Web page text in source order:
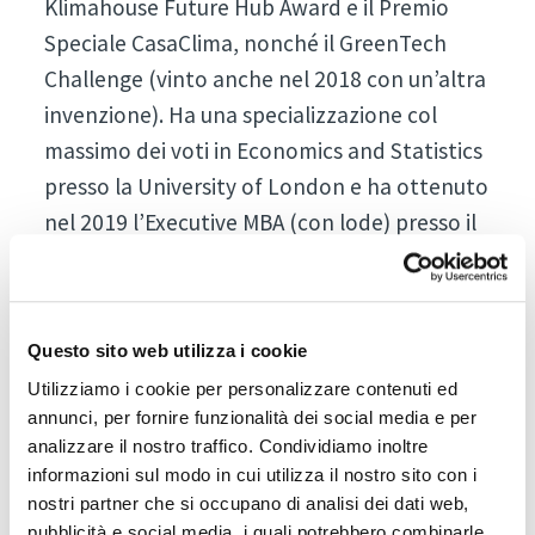
Questo sito web utilizza i cookie
Utilizziamo i cookie per personalizzare contenuti ed
annunci, per fornire funzionalità dei social media e per
analizzare il nostro traffico. Condividiamo inoltre
informazioni sul modo in cui utilizza il nostro sito con i
nostri partner che si occupano di analisi dei dati web,
Klimahouse Future Hub Award e il Premio
Speciale CasaClima, nonché il GreenTech
Challenge (vinto anche nel 2018 con un’altra
invenzione). Ha una specializzazione col
massimo dei voti in Economics and Statistics
presso la University of London e ha ottenuto
nel 2019 l’Executive MBA (con lode) presso il
Andrea Rosetti
Fondatore diNEO, start-up che si occupa di
scouting e trasferimento tecnologico nel
settore IAQ e che tratta marchi
come Aircare,
Genano, TheBreath, Vitesy, Delphin e
brevetti in ambito UV-A. Laureato in